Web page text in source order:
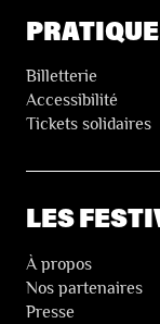
PRATIQUE
Billetterie
Accessibilité
Tickets solidaires
LES
À propos
Nos partenaires
Presse